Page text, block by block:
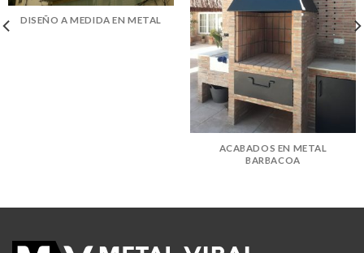
DISEÑO A MEDIDA EN METAL
ACABADOS EN METAL
BARBACOA